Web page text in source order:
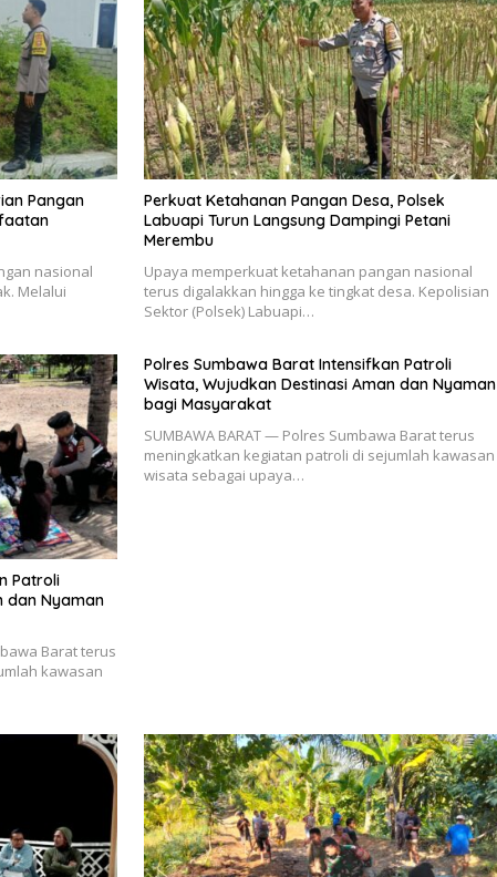
Pangan
nasional
Melalui
Perkuat Ketahanan Pangan Desa, Polsek
Labuapi Turun Langsung Dampingi Petani
Merembu
Upaya memperkuat ketahanan pangan nasional
terus digalakkan hingga ke tingkat desa. Kepolisian
Sektor (Polsek) Labuapi…
Patroli
dan Nyaman
Barat terus
kawasan
Polres Sumbawa Barat Intensifkan Patroli
Wisata, Wujudkan Destinasi Aman dan Nyaman
bagi Masyarakat
SUMBAWA BARAT — Polres Sumbawa Barat terus
meningkatkan kegiatan patroli di sejumlah kawasan
wisata sebagai upaya…